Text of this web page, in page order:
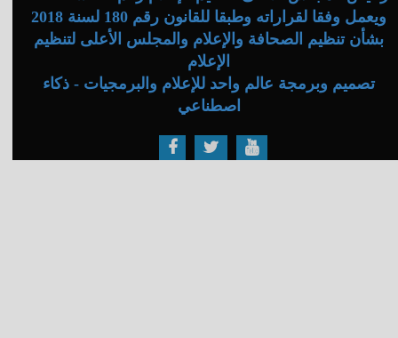
ويعمل وفقا لقراراته وطبقا للقانون رقم 180 لسنة 2018
بشأن تنظيم الصحافة والإعلام والمجلس الأعلى لتنظيم
الإعلام
تصميم وبرمجة عالم واحد للإعلام والبرمجيات - ذكاء
اصطناعي